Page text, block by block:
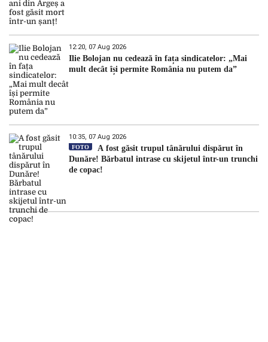
12:20, 07 Aug 2026
Ilie Bolojan nu cedează în fața sindicatelor: „Mai
mult decât își permite România nu putem da”
10:35, 07 Aug 2026
FOTO
A fost găsit trupul tânărului dispărut în
Dunăre! Bărbatul intrase cu skijetul într-un trunchi
de copac!